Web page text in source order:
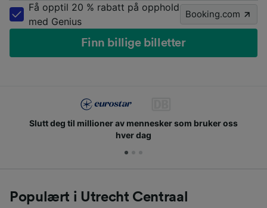
Få opptil 20 % rabatt på opphold
med Genius
Booking.com
Finn billige billetter
Slutt deg til millioner av mennesker som bruker oss
hver dag
Populært i Utrecht Centraal